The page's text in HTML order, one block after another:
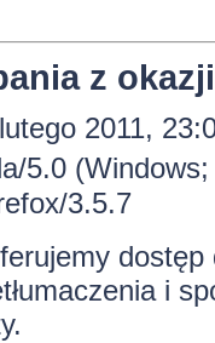
z
2011,
5.0
3.5.7
i